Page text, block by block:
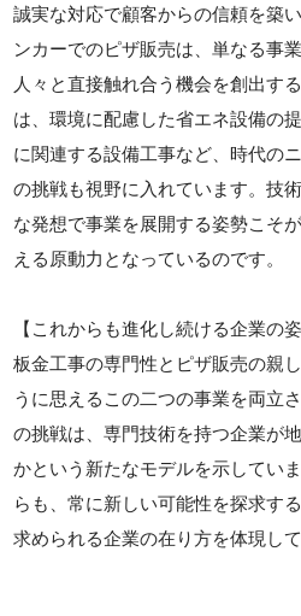
誠実な対応で顧客からの信頼を築
ンカーでのピザ販売は、単なる事
人々と直接触れ合う機会を創出す
は、環境に配慮した省エネ設備の
に関連する設備工事など、時代の
の挑戦も視野に入れています。技
な発想で事業を展開する姿勢こそ
える原動力となっているのです。
【これからも進化し続ける企業の姿
板金工事の専門性とピザ販売の親
うに思えるこの二つの事業を両立
の挑戦は、専門技術を持つ企業が
かという新たなモデルを示してい
らも、常に新しい可能性を探求す
求められる企業の在り方を体現し